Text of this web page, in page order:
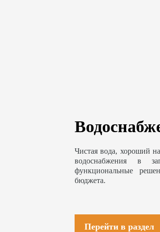
Чистая вода, хороший
водоснабжения в
функциональные
бюджета.
Перейти в раздел